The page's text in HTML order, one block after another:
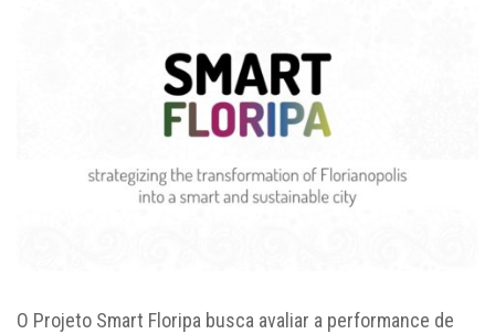
O Projeto Smart Floripa busca avaliar a performance de